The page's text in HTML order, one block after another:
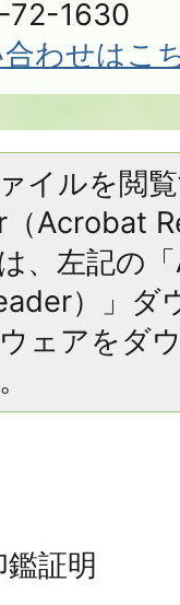
72-1630
わせはこ
イルを閲
（Acrobat
、左記の
）」ダ
ェアをダ
証明